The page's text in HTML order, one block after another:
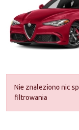
Nie znaleziono nic
filtrowania